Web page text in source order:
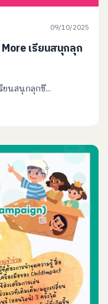
09/10/2025
เรียนสนุกลุก
ยนสนุกลุกขึ...